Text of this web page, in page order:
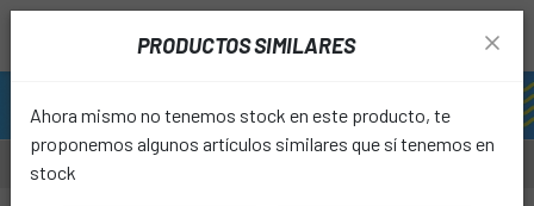
PRODUCTOS SIMILARES
Ahora mismo no tenemos stock en este producto, te
proponemos algunos artículos similares que sí tenemos en
stock